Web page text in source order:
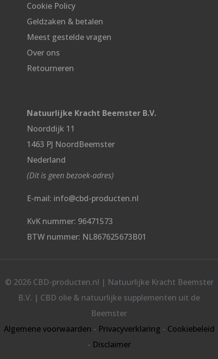
Cookie Policy
Geldzaken & betalen
Meest gestelde vragen
Over ons
Retourneren
Natuurlijke Kracht Beemster B.V.
Noorddijk 11
1463 PJ NoordBeemster
Nederland
(Dit is geen bezoek-adres)
E-mail: info@cbd-producten.nl
KvK nummer: 96471573
BTW nummer: NL867625673B01
© 2026 CBD-producten.nl | Natuurlijke Kracht Beemster
B.V. | CBD olie & natuurlijke supplementen uit de
Beemster
Algemene voorwaarden - Privacyverklaring - Cookiebeleid
- Disclaimer